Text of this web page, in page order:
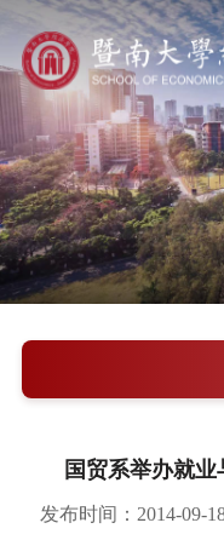
学院概况
新闻中心
师资队伍
科学研究
教学培养
学院党建
人才引进
国贸系举办就
发布时间：2014-09-